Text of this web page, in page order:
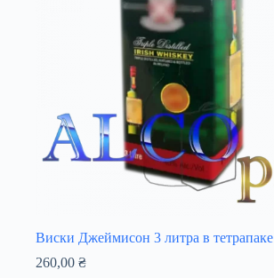
Виски Джеймисон 3 литра в тетрапаке
260,00 ₴